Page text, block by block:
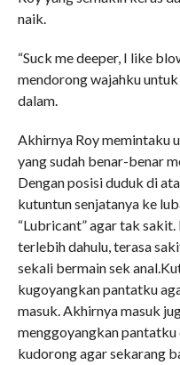
naik.
“Suck me deeper, I like
mendorong wajahku
dalam.
Akhirnya Roy memintaku
yang sudah benar-benar
Dengan posisi duduk di
kutuntun senjatanya ke
“Lubricant” agar tak
terlebih dahulu, terasa
sekali bermain sek
kugoyangkan pantatku
masuk. Akhirnya masuk
menggoyangkan
kudorong agar sekarang